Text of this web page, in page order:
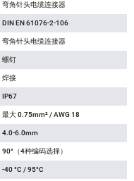
弯角针头电缆连接器
DIN EN 61076-2-106
弯角针头电缆连接器
螺钉
焊接
IP67
最大 0.75mm² / AWG 18
4.0-6.0mm
90°（4种编码选择）
-40 °C / 95°C